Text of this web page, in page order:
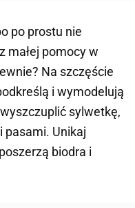
po prostu nie
małej pomocy w
Na szczęście
i wymodelują
sylwetkę,
pasami. Unikaj
biodra i